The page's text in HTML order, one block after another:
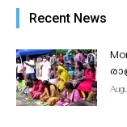
മിന്നലും
Recent News